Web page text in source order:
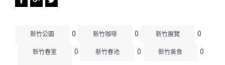
新竹公園 0 新竹咖啡 0 新竹展覽 0
新竹春室 0 新竹春池 0 新竹美食 0